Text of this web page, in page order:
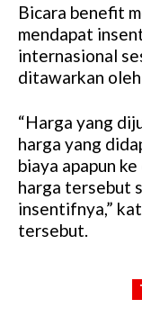
Bicara benefit
mendapat
internasional
ditawarkan
“Harga yang
harga yang
biaya apapun
harga tersebut
insentifnya,”
tersebut.